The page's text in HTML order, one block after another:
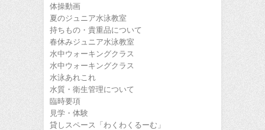
体操動画
夏のジュニア水泳教室
持ちもの・貴重品について
春休みジュニア水泳教室
水中ウォーキングクラス
水中ウォーキングクラス
水泳あれこれ
水質・衛生管理について
臨時要項
見学・体験
貸しスペース「わくわくるーむ」